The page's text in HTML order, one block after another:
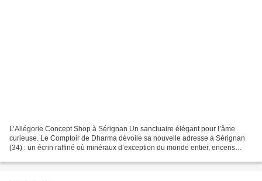
L’Allégorie Concept Shop à Sérignan Un sanctuaire élégant pour l’âme
curieuse. Le Comptoir de Dharma dévoile sa nouvelle adresse à Sérignan
(34) : un écrin raffiné où minéraux d’exception du monde entier, encens